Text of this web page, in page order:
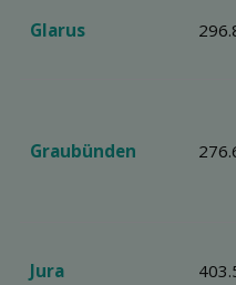
Glarus
Graubünden
Jura